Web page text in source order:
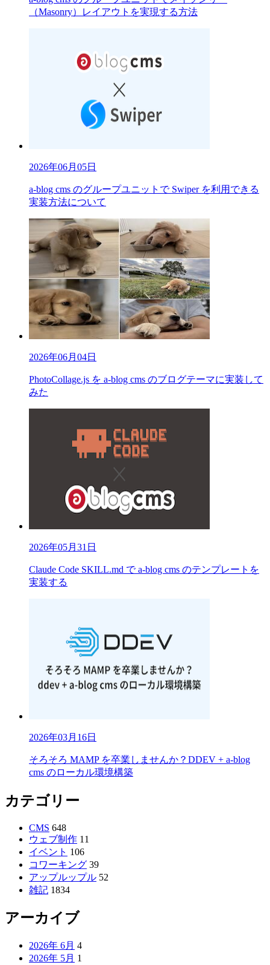
（Masonry）レイアウトを実現する方法
2026年06月05日
a-blog cms のグループユニットで Swiper を利用できる
実装方法について
2026年06月04日
PhotoCollage.js を a-blog cms のブログテーマに実装して
みた
2026年05月31日
Claude Code SKILL.md で a-blog cms のテンプレートを
実装する
2026年03月16日
そろそろ MAMP を卒業しませんか？DDEV + a-blog
cms のローカル環境構築
カテゴリー
CMS 648
ウェブ制作 11
イベント 106
コワーキング 39
アップルップル 52
雑記 1834
アーカイブ
2026年 6月 4
2026年 5月 1